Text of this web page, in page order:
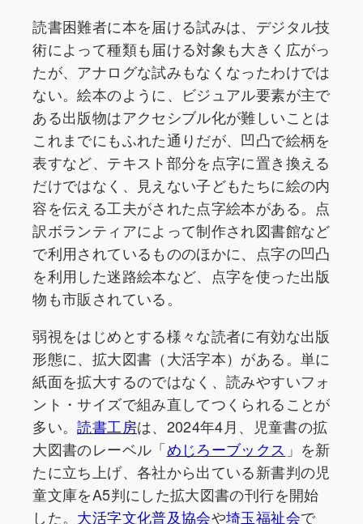
読書困難者に本を届ける試みは、デジタル技
術によって種類も届ける対象も大きく広がっ
たが、アナログな試みもなくなったわけでは
ない。絵本のように、ビジュアル要素が主で
ある出版物はアクセシブル化が難しいことは
これまでにもふれた通りだが、凹凸で絵柄を
表すなど、テキスト部分を点字に置き換える
だけではなく、見えない子どもたちに絵の内
容を伝える工夫がされた点字絵本がある。点
訳ボランティアによって制作され図書館など
で利用されているもののほかに、点字の凹凸
を利用した迷路絵本など、点字を使った出版
物も市販されている。
弱視をはじめとする様々な読者に有効な出版
形態に、拡大図書（大活字本）がある。単に
紙面を拡大するのではなく、読みやすいフォ
ント・サイズで組み直してつくられることが
多い。読書工房は、2024年4月、児童書の拡
大図書のレーベル「めじろーブックス 」を新
たに立ち上げ、各社から出ている新書判の児
童文庫をA5判にした拡大図書の刊行を開始
した。 大活字文化普及協会や埼玉福祉会で